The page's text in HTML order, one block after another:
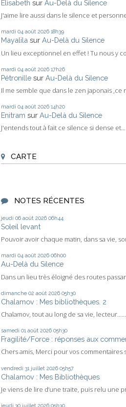
Elisabeth sur Au-Delà du Silence
J'aime lire aussi dans le silence et
mardi 04 août 2026 18h39
Mayalila sur Au-Delà du Silence
Un lieu exceptionnel en effet ! Tu nous y
mardi 04 août 2026 17h26
Pétronille sur Au-Delà du Silence
Il me semble que dans le zen japonais ,ce
mardi 04 août 2026 14h20
Enitram sur Au-Delà du Silence
J'entends tout à fait ce silence si dense et...
CARTE
NOTES RÉCENTES
jeudi 06 août 2026 06h44
Soleil levant
Pouvoir avoir chaque matin, dans sa vie,
mardi 04 août 2026 06h00
Au-Delà du Silence
Dans un lieu très éloigné des routes
dimanche 02 août 2026 05h30
Chalamov : Mes bibliothèques. 2
Chalamov, tout au long de sa vie, lecteur…...
samedi 01 août 2026 05h30
Fragilité/Force : réponses aux
Chers amis, Merci pour vos commentaires
vendredi 31 juillet 2026 05h57
Chalamov : Mes Bibliothèques
Je viens de lire d’une traite, puis relu une
jeudi 30 juillet 2026 05h30